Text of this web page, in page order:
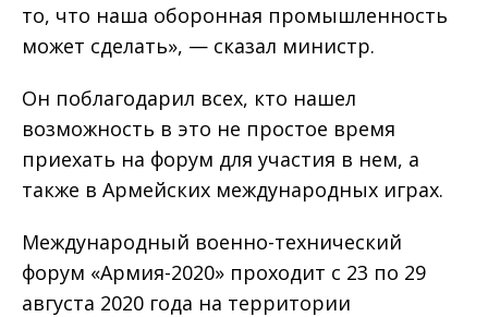
то, что наша оборонная промышленность
может сделать», — сказал министр.
Он поблагодарил всех, кто нашел
возможность в это не простое время
приехать на форум для участия в нем, а
также в Армейских международных играх.
Международный военно-технический
форум «Армия-2020» проходит с 23 по 29
августа 2020 года на территории